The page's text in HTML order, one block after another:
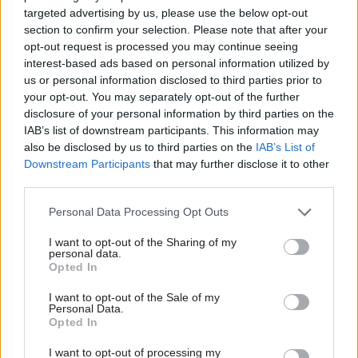
targeted advertising by us, please use the below opt-out
section to confirm your selection. Please note that after your
opt-out request is processed you may continue seeing
interest-based ads based on personal information utilized by
us or personal information disclosed to third parties prior to
your opt-out. You may separately opt-out of the further
disclosure of your personal information by third parties on the
IAB’s list of downstream participants. This information may
also be disclosed by us to third parties on the IAB’s List of
Downstream Participants that may further disclose it to other
Please note that this website/app uses one or more Google
not limited to your visit or usage behaviour. You may click to
grant or deny consent to Google and its third-party tags to
use your data for below specified purposes in below Google
consent section.
Personal Data Processing Opt Outs
I want to opt-out of the Sharing of my
personal data.
Opted In
I want to opt-out of the Sale of my
Personal Data.
Opted In
I want to opt-out of processing my
Tagy: fasády omietky
Zdieľať článok
Pozrite si viac